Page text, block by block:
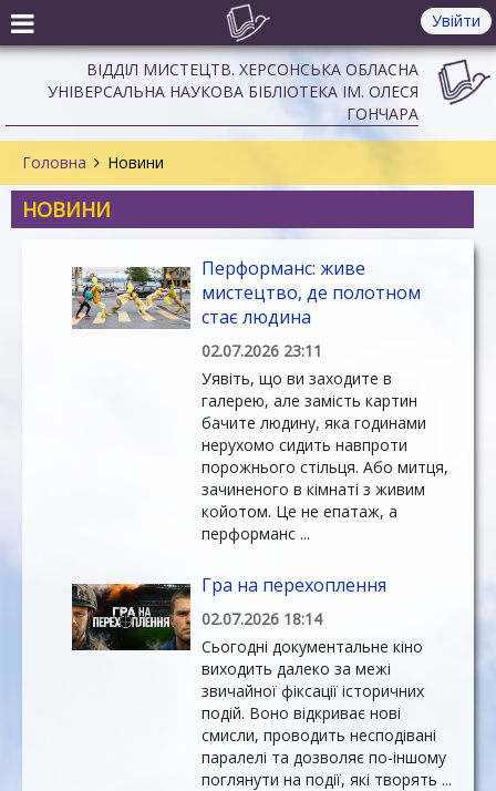
Увійти
ВІДДІЛ МИСТЕЦТВ. ХЕРСОНСЬКА ОБЛАСНА
УНІВЕРСАЛЬНА НАУКОВА БІБЛІОТЕКА ІМ. ОЛЕСЯ
ГОНЧАРА
Головна Новини
НОВИНИ
Перформанс: живе
мистецтво, де полотном
стає людина
02.07.2026 23:11
Уявіть, що ви заходите в
галерею, але замість картин
бачите людину, яка годинами
нерухомо сидить навпроти
порожнього стільця. Або митця,
зачиненого в кімнаті з живим
койотом. Це не епатаж, а
перформанс ...
Гра на перехоплення
02.07.2026 18:14
Сьогодні документальне кіно
виходить далеко за межі
звичайної фіксації історичних
подій. Воно відкриває нові
смисли, проводить несподівані
паралелі та дозволяє по-іншому
поглянути на події, які творять ...